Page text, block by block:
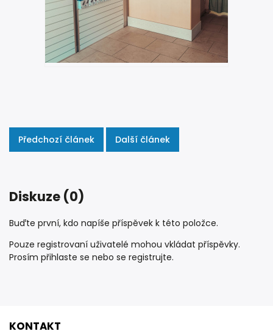
Předchozí článek Další článek
Diskuze (0)
Buďte první, kdo napíše příspěvek k této položce.
Pouze registrovaní uživatelé mohou vkládat příspěvky.
Prosím přihlaste se nebo se registrujte.
KONTAKT